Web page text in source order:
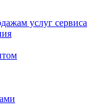
услуг сервиса